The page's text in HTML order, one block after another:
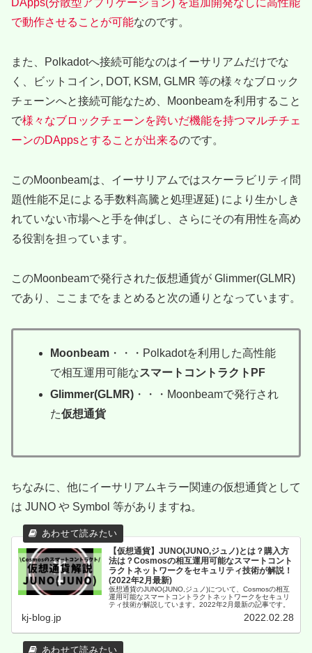
DApps(分散型アプリケーション) を追加開発なしに高性能
で動作させることが可能なのです。
また、Polkadotへ接続可能なのはイーサリアムだけでな
く、ビットコイン, DOT, KSM, GLMR 等の様々なブロック
チェーンへと接続可能なため、Moonbeamを利用すること
で様々なブロックチェーンを跨いだ機能を持つマルチチェ
ーンのDAppsとすることが出来るのです。
このMoonbeamは、イーサリアムではスケーラビリティ問
題(性能不足による手数料高騰と処理遅延) により生かしき
れていない市場へと手を伸ばし、さらにその有用性を高め
る役割を担っています。
このMoonbeamで発行された仮想通貨が Glimmer(GLMR)
であり、ここまでをまとめると次の通りとなっています。
Moonbeam ・・・Polkadotを利用した高性能
で相互運用可能なスマートコントラクトPF
Glimmer(GLMR) ・・・Moonbeamで発行され
た仮想通貨
ちなみに、他にイーサリアムキラー関連の仮想通貨として
は JUNO や Symbol 等がありますね。
【仮想通貨】JUNO(JUNO,ジュノ)とは？購入方
法は？Cosmosの相互運用可能なスマートコント
ラクトネットワークをセキュリティ技術が解説！
(2022年2月最新)
仮想通貨のJUNO(JUNO,ジュノ)について、Cosmosの相互
運用可能なスマートコントラクトネットワークをセキュリ
ティ技術が解説しています。2022年2月最新の記事です。
kj-blog.jp 2022.02.28